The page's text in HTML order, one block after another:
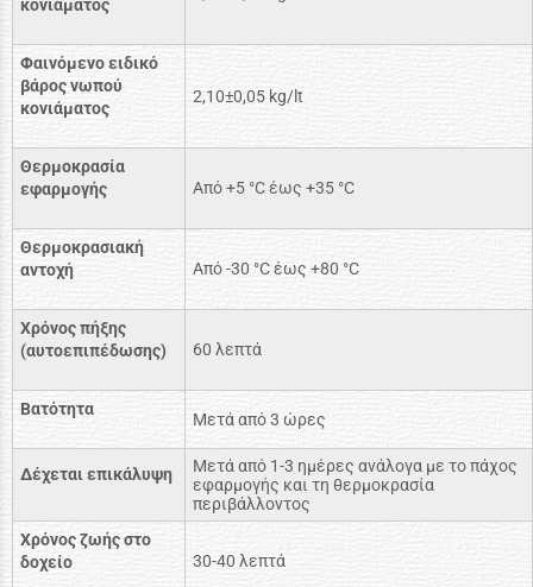
κονιάματος
Φαινόμενο ειδικό
βάρος νωπού
κονιάματος
2,10±0,05 kg/lt
Θερμοκρασία
εφαρμογής
Από +5 °C έως +35 °C
Θερμοκρασιακή
αντοχή
Από -30 °C έως +80 °C
Χρόνος πήξης
(αυτοεπιπέδωσης)
60 λεπτά
Βατότητα
Μετά από 3 ώρες
Δέχεται επικάλυψη
Μετά από 1-3 ημέρες ανάλογα με το πάχος
εφαρμογής και τη θερμοκρασία
περιβάλλοντος
Χρόνος ζωής στο
δοχείο
30-40 λεπτά